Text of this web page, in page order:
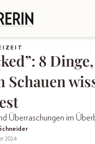
8
Schauen
Überraschungen im
2024